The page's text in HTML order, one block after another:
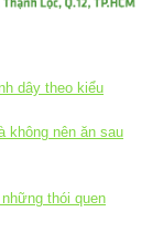
dây theo kiểu
không nên ăn sau
thói quen